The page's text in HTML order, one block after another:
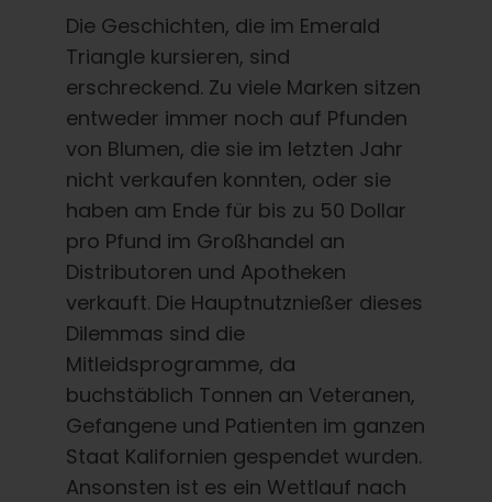
Die Geschichten, die im Emerald
Triangle kursieren, sind
erschreckend. Zu viele Marken sitzen
entweder immer noch auf Pfunden
von Blumen, die sie im letzten Jahr
nicht verkaufen konnten, oder sie
haben am Ende für bis zu 50 Dollar
pro Pfund im Großhandel an
Distributoren und Apotheken
verkauft. Die Hauptnutznießer dieses
Dilemmas sind die
Mitleidsprogramme, da
buchstäblich Tonnen an Veteranen,
Gefangene und Patienten im ganzen
Staat Kalifornien gespendet wurden.
Ansonsten ist es ein Wettlauf nach